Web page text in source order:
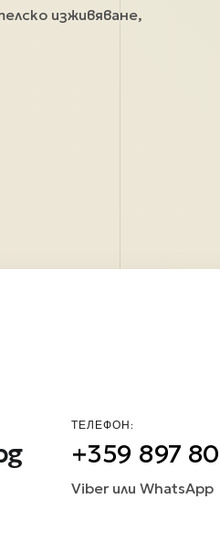
изживяване,
ТЕЛЕФОН:
+359 897
Viber или WhatsApp